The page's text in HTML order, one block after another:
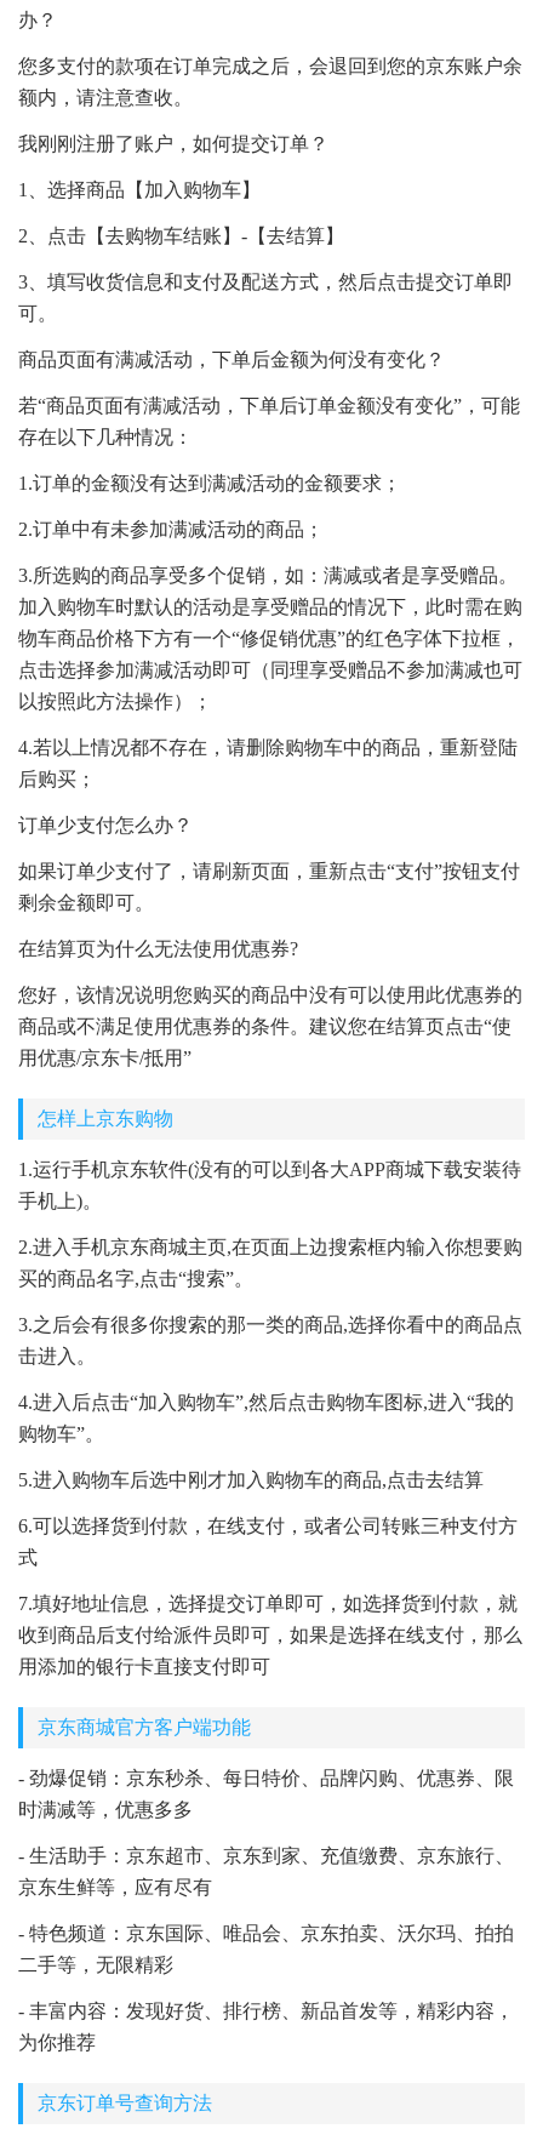
办？
您多支付的款项在订单完成之后，会退回到您的京东账户余
额内，请注意查收。
我刚刚注册了账户，如何提交订单？
1、选择商品【加入购物车】
2、点击【去购物车结账】-【去结算】
3、填写收货信息和支付及配送方式，然后点击提交订单即
可。
商品页面有满减活动，下单后金额为何没有变化？
若“商品页面有满减活动，下单后订单金额没有变化”，可能
存在以下几种情况：
1.订单的金额没有达到满减活动的金额要求；
2.订单中有未参加满减活动的商品；
3.所选购的商品享受多个促销，如：满减或者是享受赠品。
加入购物车时默认的活动是享受赠品的情况下，此时需在购
物车商品价格下方有一个“修促销优惠”的红色字体下拉框，
点击选择参加满减活动即可（同理享受赠品不参加满减也可
以按照此方法操作）；
4.若以上情况都不存在，请删除购物车中的商品，重新登陆
后购买；
订单少支付怎么办？
如果订单少支付了，请刷新页面，重新点击“支付”按钮支付
剩余金额即可。
在结算页为什么无法使用优惠券?
您好，该情况说明您购买的商品中没有可以使用此优惠券的
商品或不满足使用优惠券的条件。建议您在结算页点击“使
用优惠/京东卡/抵用”
怎样上京东购物
1.运行手机京东软件(没有的可以到各大APP商城下载安装待
手机上)。
2.进入手机京东商城主页,在页面上边搜索框内输入你想要购
买的商品名字,点击“搜索”。
3.之后会有很多你搜索的那一类的商品,选择你看中的商品点
击进入。
4.进入后点击“加入购物车”,然后点击购物车图标,进入“我的
购物车”。
5.进入购物车后选中刚才加入购物车的商品,点击去结算
6.可以选择货到付款，在线支付，或者公司转账三种支付方
式
7.填好地址信息，选择提交订单即可，如选择货到付款，就
收到商品后支付给派件员即可，如果是选择在线支付，那么
用添加的银行卡直接支付即可
京东商城官方客户端功能
- 劲爆促销：京东秒杀、每日特价、品牌闪购、优惠券、限
时满减等，优惠多多
- 生活助手：京东超市、京东到家、充值缴费、京东旅行、
京东生鲜等，应有尽有
- 特色频道：京东国际、唯品会、京东拍卖、沃尔玛、拍拍
二手等，无限精彩
- 丰富内容：发现好货、排行榜、新品首发等，精彩内容，
为你推荐
京东订单号查询方法